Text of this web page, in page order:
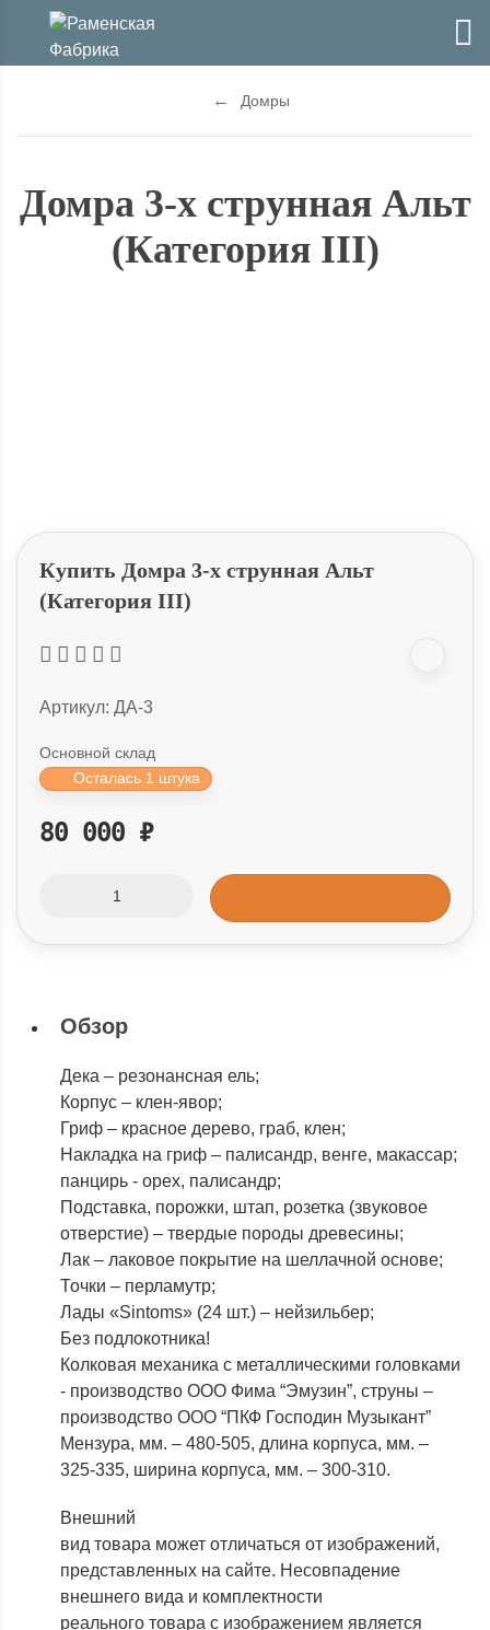
У нас в гостях
телеканал ОТР.
В преддверии дна балалайки,
который состоится 23 июня, к
нам в гости приехал...
ПОДРОБНЕЕ
Сугробов
9 июня 2023 22:34
города
Нашу фабрику
Детской школы
ПОДРОБНЕЕ
Домры
Домра 3-х струнная Альт
(Категория III)
Купить Домра 3-х струнная Альт
(Категория III)
Артикул: ДА-3
Основной склад
Осталась 1 штука
80 000 ₽
Обзор
Дека – резонансная ель;
Корпус – клен-явор;
Гриф – красное дерево, граб, клен;
Накладка на гриф – палисандр, венге, макассар;
панцирь - орех, палисандр;
Подставка, порожки, штап, розетка (звуковое
отверстие) – твердые породы древесины;
Лак – лаковое покрытие на шеллачной основе;
Точки – перламутр;
Лады «Sintoms» (24 шт.) – нейзильбер;
Без подлокотника!
Колковая механика с металлическими головками
- производство ООО Фима “Эмузин”, струны –
производство ООО “ПКФ Господин Музыкант”
Мензура, мм. – 480-505, длина корпуса, мм. –
325-335, ширина корпуса, мм. – 300-310.
Внешний
вид товара может отличаться от изображений,
представленных на сайте. Несовпадение
внешнего вида и комплектности
реального товара с изображением является